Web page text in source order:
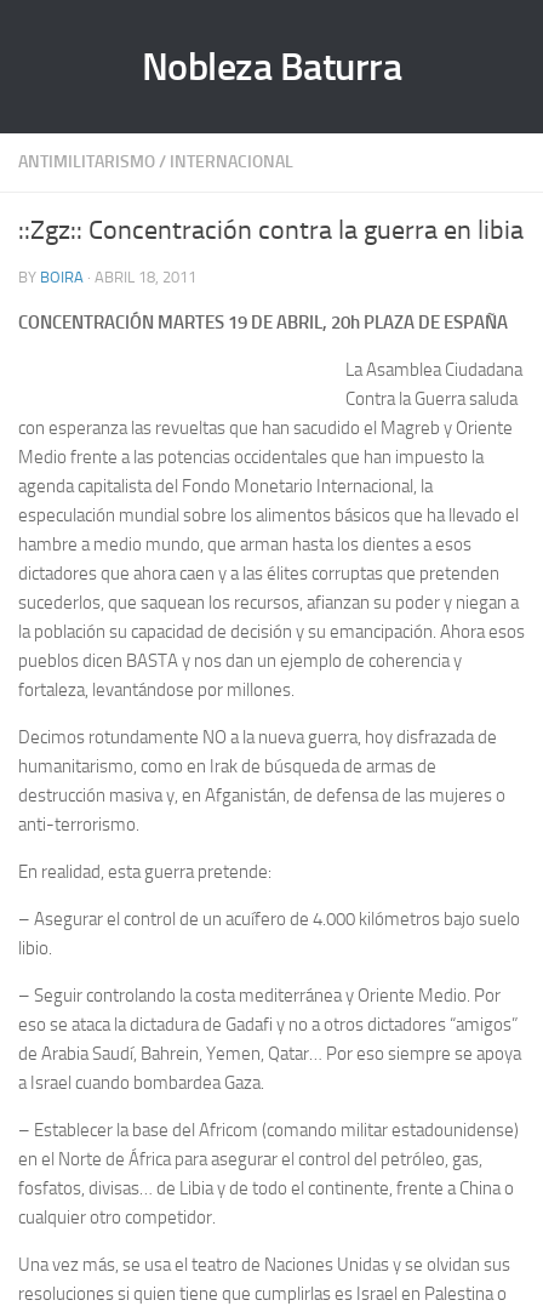
Nobleza Baturra
ANTIMILITARISMO/ INTERNACIONAL
::Zgz:: Concentración contra la guerra en libia
BY BOIRA · ABRIL 18, 2011
CONCENTRACIÓN MARTES 19 DE ABRIL, 20h PLAZA DE ESPAÑA
La Asamblea Ciudadana
Contra la Guerra saluda
con esperanza las revueltas que han sacudido el Magreb y Oriente
Medio frente a las potencias occidentales que han impuesto la
agenda capitalista del Fondo Monetario Internacional, la
especulación mundial sobre los alimentos básicos que ha llevado el
hambre a medio mundo, que arman hasta los dientes a esos
dictadores que ahora caen y a las élites corruptas que pretenden
sucederlos, que saquean los recursos, afianzan su poder y niegan a
la población su capacidad de decisión y su emancipación. Ahora esos
pueblos dicen BASTA y nos dan un ejemplo de coherencia y
fortaleza, levantándose por millones.
Decimos rotundamente NO a la nueva guerra, hoy disfrazada de
humanitarismo, como en Irak de búsqueda de armas de
destrucción masiva y, en Afganistán, de defensa de las mujeres o
anti-terrorismo.
En realidad, esta guerra pretende:
– Asegurar el control de un acuífero de 4.000 kilómetros bajo suelo
libio.
– Seguir controlando la costa mediterránea y Oriente Medio. Por
eso se ataca la dictadura de Gadafi y no a otros dictadores “amigos”
de Arabia Saudí, Bahrein, Yemen, Qatar… Por eso siempre se apoya
a Israel cuando bombardea Gaza.
– Establecer la base del Africom (comando militar estadounidense)
en el Norte de África para asegurar el control del petróleo, gas,
fosfatos, divisas… de Libia y de todo el continente, frente a China o
cualquier otro competidor.
Una vez más, se usa el teatro de Naciones Unidas y se olvidan sus
resoluciones si quien tiene que cumplirlas es Israel en Palestina o